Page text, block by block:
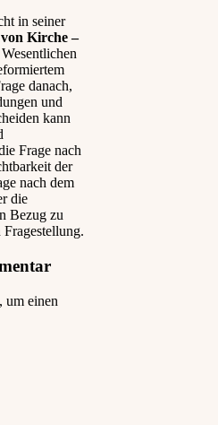
in seiner
Kirche –
danach,
und
kann
Frage nach
der
nach dem
die
Bezug zu
um einen